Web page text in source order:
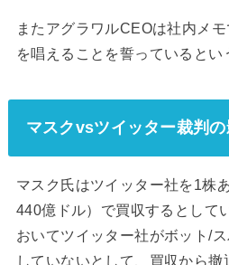
またアグラワルCEOは社内メ
を唱えることを誓っているとい
マスクvsツイッター裁判
マスク氏はツイッター社を1株
440億ドル）で買収するとして
おいてツイッター社がボット/
していないとして、買収から撤